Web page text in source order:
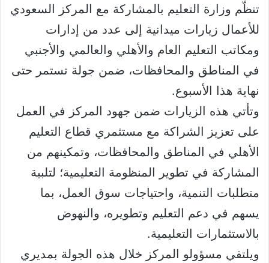
تنظّم وزارة التعليم بالمشاركة مع المركز السعودي
للأعمال زيارات ميدانية إلى عدد من إدارات
ومكاتب التعليم العام والأهلي والعالمي والأجنبي
في المناطق والمحافظات، ضمن جولة تستمر حتى
نهاية هذا الأسبوع.
وتأتي هذه الزيارات ضمن جهود المركز في العمل
على تعزيز الشراكة مع مستثمري قطاع التعليم
الأهلي في المناطق والمحافظات، وتمكينهم من
المشاركة في تطوير المنظومة التعليمية؛ لتلبية
متطلبات التنمية، واحتياجات سوق العمل، بما
يسهم في دعم التعليم وتطويره، والنهوض
بالاستثمارات التعليمية.
ويلتقي مسؤولو المركز خلال هذه الجولة بمديري